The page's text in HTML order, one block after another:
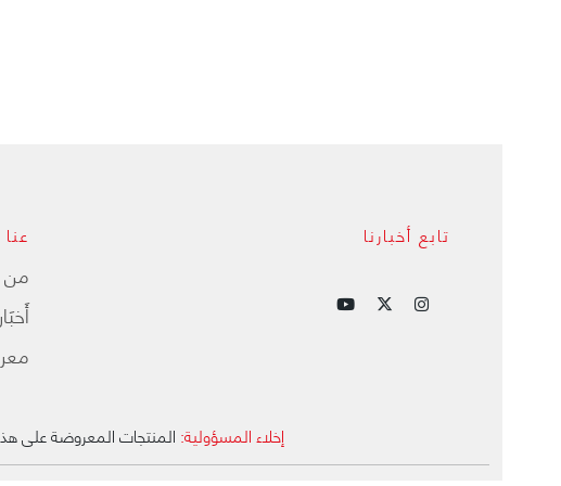
تابع أخبارنا عنا
من
ﺃَﺧﺒَﺎﺭ
إخلاء المسؤولية: المنتجات المعروضة على